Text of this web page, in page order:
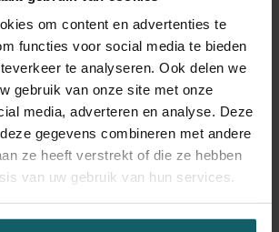
om content en advertenties te
functies voor social media te bieden
te analyseren. Ook delen we
gebruik van onze site met onze
media, adverteren en analyse. Deze
gegevens combineren met andere
ze heeft verstrekt of die ze hebben
van uw gebruik van hun services.
I hold an MA in Middle East
University in Cairo), MSc in
(LSHTM), and PhD in Population
course modules and supervise PhD
maternal health in particular.